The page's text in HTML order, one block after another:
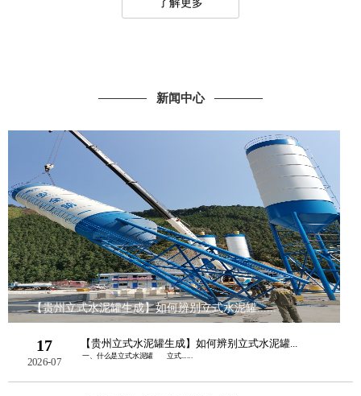
新闻中心
【贵州立式水泥罐生成】如何辨别立式水泥罐......
17
2026-07
【贵州立式水泥罐生成】如何辨别立式水泥罐...
一、什么是立式水泥罐 立式......